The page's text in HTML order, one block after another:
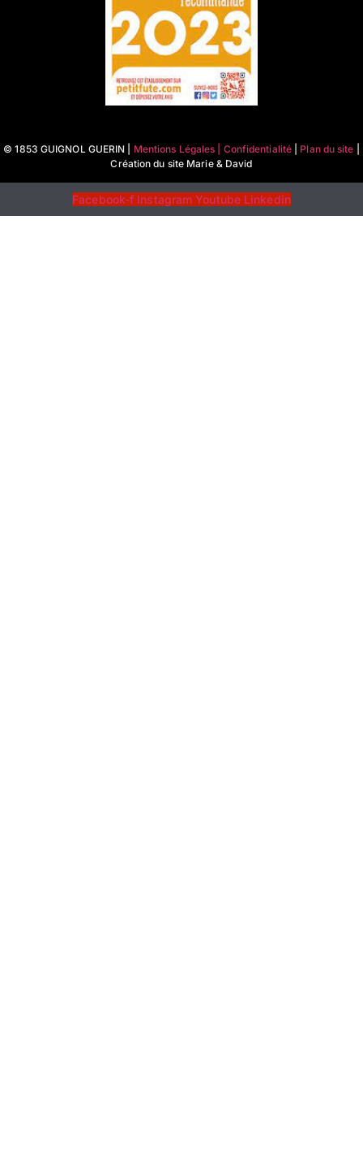
© 1853 GUIGNOL GUERIN | Mentions Légales | Confidentialité Plan du site
Création du site Marie & David
Facebook-f Instagram Youtube Linkedin